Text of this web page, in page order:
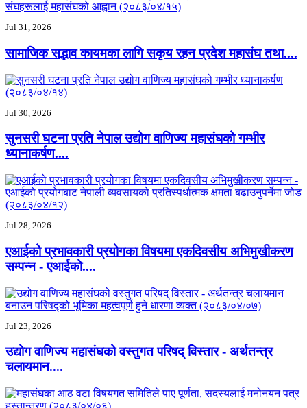
Jul 31, 2026
सामाजिक सद्भाव कायमका लागि सकृय रहन प्रदेश महासंघ तथा....
Jul 30, 2026
सुनसरी घटना प्रति नेपाल उद्योग वाणिज्य महासंघको गम्भीर
ध्यानाकर्षण....
Jul 28, 2026
एआईको प्रभावकारी प्रयोगका विषयमा एकदिवसीय अभिमुखीकरण
सम्पन्न - एआईको....
Jul 23, 2026
उद्योग वाणिज्य महासंघको वस्तुगत परिषद् विस्तार - अर्थतन्त्र
चलायमान....